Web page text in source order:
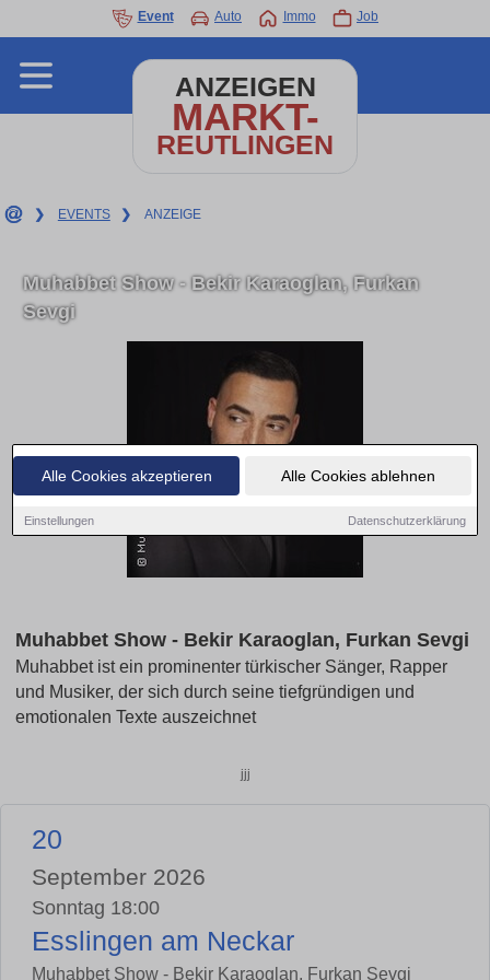
Alle Cookies akzeptieren Alle Cookies ablehnen
Einstellungen Datenschutzerklärung
Event Auto Immo Job
ANZEIGEN
MARKT-
REUTLINGEN
❯ EVENTS ❯ ANZEIGE
Muhabbet Show - Bekir Karaoglan, Furkan
Sevgi
Muhabbet Show - Bekir Karaoglan, Furkan Sevgi
Muhabbet ist ein prominenter türkischer Sänger, Rapper
und Musiker, der sich durch seine tiefgründigen und
emotionalen Texte auszeichnet
jjj
20
September 2026
Sonntag 18:00
Esslingen am Neckar
Muhabbet Show - Bekir Karaoglan, Furkan Sevgi